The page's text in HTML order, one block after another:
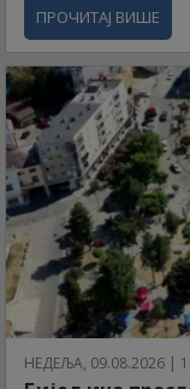
ПРОЧИТАЈ ВИШЕ
НЕДЕЉА, 09.08.2026 |